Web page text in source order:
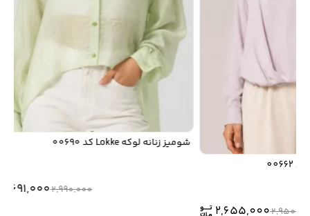
2,655,000
شومیز زنانه لوکه Lokke کد 00690
2,990,000
2,691,000